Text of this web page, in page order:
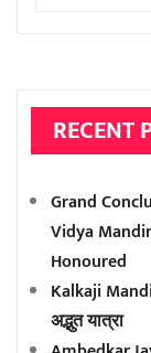
RECENT
Grand
Vidya
Honoured
Kalkaji
अद्भुत यात्रा